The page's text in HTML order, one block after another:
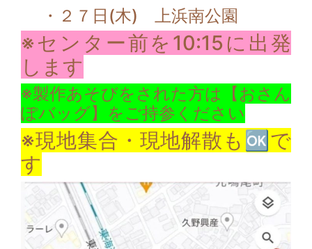
・２７日(木) 上浜南公園
※センター前を10:15に出発
します
※製作あそびをされた方は【おさん
ぽバッグ】をご持参ください
※現地集合・現地解散も🆗で
す